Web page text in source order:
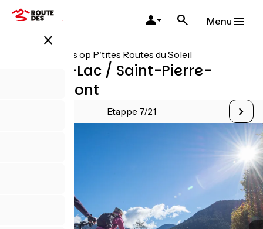
Overslaan
close
Menu
Alle etappes op P'tites Routes du Soleil
Lépin-le-Lac / Saint-Pierre-
d'Entremont
Etappe 7/21